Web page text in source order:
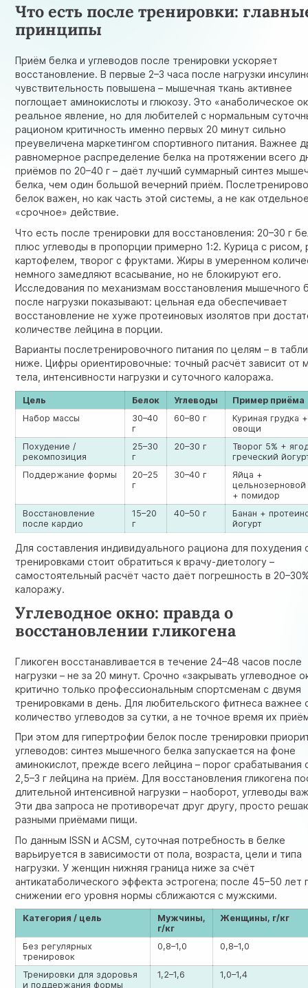
Что есть после тренировки:
принципы
Приём белка и углеводов после тренировки ускоряет
восстановление. В первые 2–3 часа после нагрузки
чувствительность повышена – мышечная ткань активнее
поглощает аминокислоты и глюкозу. Это «анаболическое
реальное явление, но для любителей с нормальным
рационом критичность именно первых 20 минут сильно
преувеличена маркетингом спортивного питания. Важнее
равномерное распределение белка на протяжении всего
приёмов по 20–40 г – даёт лучший суммарный синтез
белка, чем один большой вечерний приём.
белок важен, но как часть этой системы, а не как
«срочное» действие.
Что есть после тренировки для восстановления: 20–30 г
плюс углеводы в пропорции примерно 1:2. Курица с рисом,
картофелем, творог с фруктами. Жиры в умеренном
немного замедляют всасывание, но не блокируют его.
Исследования по механизмамвосстановления мышечного
после нагрузки показывают: цельная еда обеспечивает
восстановление не хуже протеиновых изолятов при
количестве лейцина в порции.
Варианты послетренировочного питания по целям – в
ниже. Цифры ориентировочные: точный расчёт зависит от
тела, интенсивности нагрузки и суточного калоража.
Цель Белок Углеводы
Пример приёма
Набор массы
30–40
г
60–80 г
Куриная грудка
овощи
Похудение /
рекомпозиция
25–30
г
20–30 г
Творог 5% +
греческий
Поддержание формы
20–25
г
30–40 г
Яйца +
+ помидор
Восстановление
после кардио
15–20
г
40–50 г
Банан +
йогурт
Для составления индивидуального рациона для похудения
тренировками стоит обратиться к врачу-диетологу –
самостоятельный расчёт часто даёт погрешность в
калоражу.
Углеводное окно: правда о
восстановлении гликогена
Гликоген восстанавливается в течение 24–48 часов после
нагрузки – не за 20 минут. Срочно «закрывать углеводное
критично только профессиональным спортсменам с двумя
тренировками в день. Для любительского фитнеса
количество углеводов за сутки, а не точное время их
При этом для гипертрофии белок после тренировки
углеводов: синтез мышечного белка запускается на фоне
аминокислот, прежде всего лейцина – порог срабатывания
2,5–3 г лейцина на приём. Для восстановления гликогена
длительной интенсивной нагрузки – наоборот, углеводы
Эти два запроса не противоречат друг другу, просто
разными приёмами пищи.
По данным ISSN и ACSM, суточная потребность в белке
варьируется в зависимости от пола, возраста, цели и типа
нагрузки. У женщин нижняя граница ниже за счёт
антикатаболического эффекта эстрогена; после 45–50 лет
снижении его уровня нормы сближаются с мужскими.
Категория / цель
Мужчины,
г/кг
Женщины, г/кг
Без регулярных
тренировок
0,8–1,0 0,8–1,0
Тренировки для здоровья
и поддержания формы
1,2–1,6 1,0–1,4